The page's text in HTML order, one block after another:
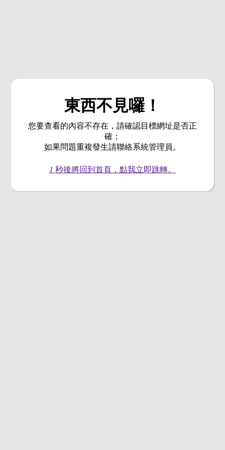
東西不見囉！
您要查看的內容不存在，請確認目標網址是否正
確；
如果問題重複發生請聯絡系統管理員。
1 秒後將回到首頁，點我立即跳轉。